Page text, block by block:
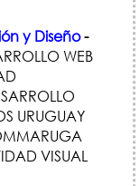
y Diseño-
WEB
URUGUAY
VISUAL